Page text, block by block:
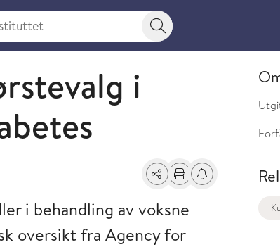
Søkeknapp
i
Del Skriv utFå varsel om
i behandling av voksne
oversikt fra Agency for